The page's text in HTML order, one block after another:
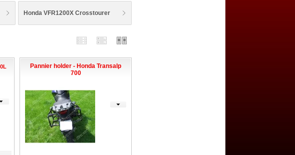
Honda VFR1200X Crosstourer
Pannier holder - Honda Transalp
700